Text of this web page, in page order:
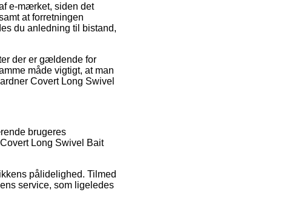
e-mærket, siden det
at forretningen
du anledning til bistand,
der er gældende for
måde vigtigt, at man
Covert Long Swivel
brugeres
Long Swivel Bait
pålidelighed. Tilmed
service, som ligeledes